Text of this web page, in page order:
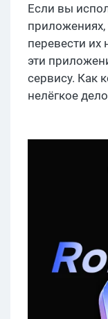
Если вы
приложениях,
перевести их
эти
сервису. Как
нелёгкое